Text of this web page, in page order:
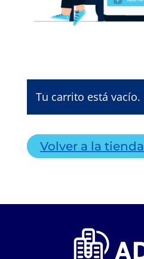
Tu carrito está vacío.
Volver a la tienda